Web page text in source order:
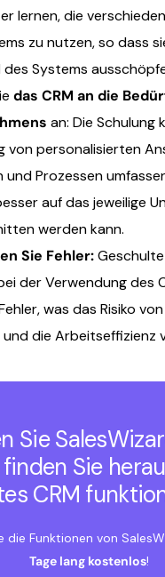
lernen, die
zu nutzen, so dass
des Systems
das CRM an die
an: Die Schulung
von personalisierten
und Prozessen
auf das jeweilige
werden kann.
Sie Fehler:
der Verwendung des
was das Risiko
und die Arbeitseffizienz
Sie
Sie
CRM
die Funktionen von
Tage lang kostenlos!